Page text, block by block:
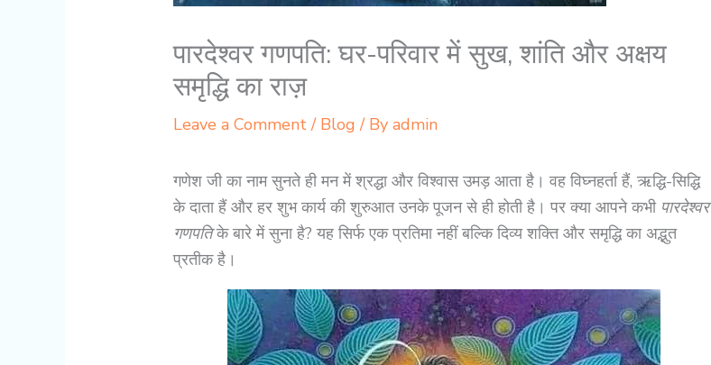
पारदेश्वर गणपति: घर-परिवार में सुख, शांति और अक्षय
समृद्धि का राज़
Leave a Comment / Blog / Byadmin
गणेश जी का नाम सुनते ही मन में श्रद्धा और विश्वास उमड़ आता है। वह विघ्नहर्ता हैं, ऋद्धि-सिद्धि
के दाता हैं और हर शुभ कार्य की शुरुआत उनके पूजन से ही होती है। पर क्या आपने कभी पारदेश्वर
गणपतिके बारे में सुना है? यह सिर्फ एक प्रतिमा नहीं बल्कि दिव्य शक्ति और समृद्धि का अद्भुत
प्रतीक है।